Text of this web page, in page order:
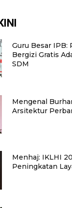
Guru Besar IPB:
Bergizi Gratis
SDM
Mengenal
Arsitektur
Menhaj: IKLHI
Peningkatan